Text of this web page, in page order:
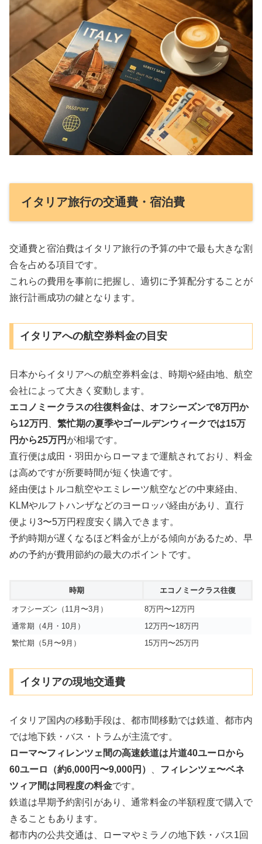
イタリア旅行の交通費・宿泊費
交通費と宿泊費はイタリア旅行の予算の中で最も大きな割
合を占める項目です。
これらの費用を事前に把握し、適切に予算配分することが
旅行計画成功の鍵となります。
イタリアへの航空券料金の目安
日本からイタリアへの航空券料金は、時期や経由地、航空
会社によって大きく変動します。
エコノミークラスの往復料金は、オフシーズンで8万円か
ら12万円
繁忙期の夏季やゴールデンウィークでは15万
円から25万円 が相場です。
直行便は成田・羽田からローマまで運航されており、料金
は高めですが所要時間が短く快適です。
経由便はトルコ航空やエミレーツ航空などの中東経由、
KLMやルフトハンザなどのヨーロッパ経由があり、直行
便より3〜5万円程度安く購入できます。
予約時期が遅くなるほど料金が上がる傾向があるため、早
めの予約が費用節約の最大のポイントです。
時期 エコノミークラス往復
オフシーズン（11月〜3月）
8万円〜12万円
通常期（4月・10月）
12万円〜18万円
繁忙期（5月〜9月）
15万円〜25万円
イタリアの現地交通費
イタリア国内の移動手段は、都市間移動では鉄道、都市内
では地下鉄・バス・トラムが主流です。
ローマ〜フィレンツェ間の高速鉄道は片道40ユーロから
60ユーロ（約6,000円〜9,000円）
フィレンツェ〜ベネ
ツィア間は同程度の料金です。
鉄道は早期予約割引があり、通常料金の半額程度で購入で
きることもあります。
都市内の公共交通は、ローマやミラノの地下鉄・バス1回